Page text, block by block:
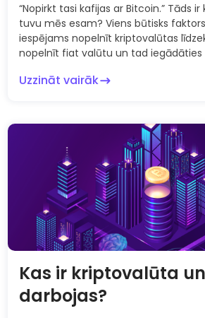
“Nopirkt tasi kafijas ar Bitcoin.” Tāds
tuvu mēs esam? Viens būtisks
iespējams nopelnīt kriptovalūtas
nopelnīt fiat valūtu un tad iegādāties
Uzzināt vairāk
Kas ir kriptovalūta
darbojas?